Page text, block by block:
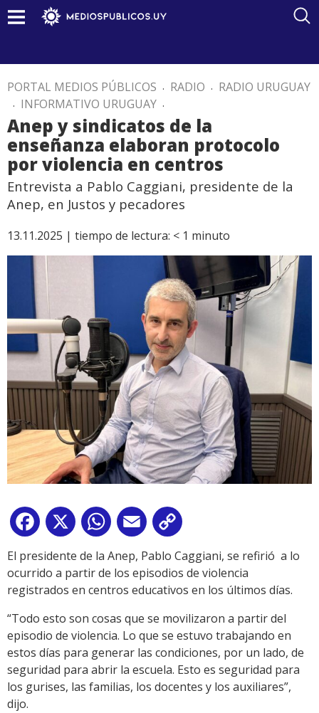
PORTAL MEDIOS PÚBLICOS . RADIO . RADIO URUGUAY
. INFORMATIVO URUGUAY .
Anep y sindicatos de la
enseñanza elaboran protocolo
por violencia en centros
Entrevista a Pablo Caggiani, presidente de la
Anep, en Justos y pecadores
13.11.2025 | tiempo de lectura: < 1 minuto
Facebook
X WhatsApp
Email
Link
El presidente de la Anep, Pablo Caggiani, se refirió a lo
ocurrido a partir de los episodios de violencia
registrados en centros educativos en los últimos días.
“Todo esto son cosas que se movilizaron a partir del
episodio de violencia. Lo que se estuvo trabajando en
estos días para generar las condiciones, por un lado, de
seguridad para abrir la escuela. Esto es seguridad para
los gurises, las familias, los docentes y los auxiliares”,
dijo.